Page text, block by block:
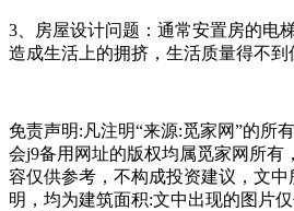
3、房屋设计问题：通常安置房的电
造成生活上的拥挤，生活质量得不到
免责声明:凡注明“来源:觅家网”的所
会j9备用网址的版权均属觅家网所有
容仅供参考，不构成投资建议，文
明，均为建筑面积:文中出现的图片